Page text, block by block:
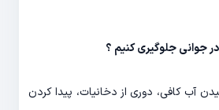
جوانی جلوگیری کنیم ؟
آب کافی، دوری از دخانیات، پیدا کردن